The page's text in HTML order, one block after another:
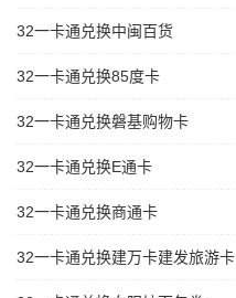
32一卡通兑换中闽百货
32一卡通兑换85度卡
32一卡通兑换磐基购物卡
32一卡通兑换E通卡
32一卡通兑换商通卡
32一卡通兑换建万卡建发旅游卡